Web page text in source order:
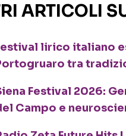
ARTICOLI
lirico italiano
tra
Festival 2026:
Campo e